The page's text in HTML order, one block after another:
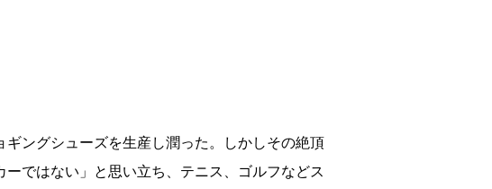
ングシューズを生産し潤った。しかしその絶頂
ではない」と思い立ち、テニス、ゴルフなどス